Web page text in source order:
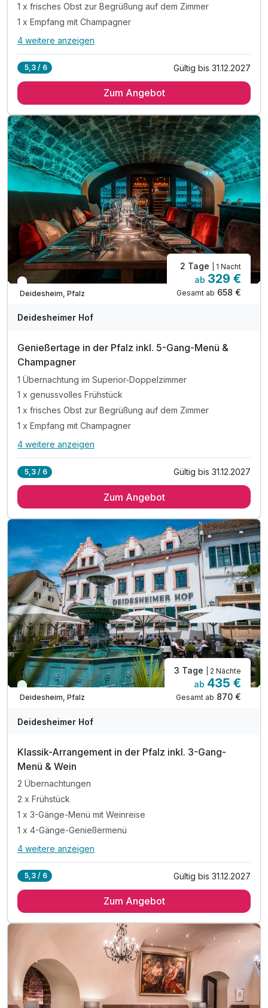
1 x frisches Obst zur Begrüßung auf dem Zimmer
1 x Empfang mit Champagner
Alle Inklusivleistungen
1 x Empfang mit Champagner
1 x 5-Gang Candlelight-Menü
1 x Fl. Wasser auf dem Zimmer
inkl. Leihbademantel
inkl. WLAN
4 weitere anzeigen
5,3 / 6 Gültig bis 31.12.2027
Zum Angebot
In 1 Woche wieder frei
Deidesheim, Pfalz
2 Tage | 1 Nacht
ab 329 €
Gesamt ab 658 €
Deidesheimer Hof
Genießertage in der Pfalz inkl. 5-Gang-Menü &
Champagner
1 Übernachtung im Superior-Doppelzimmer
1 x genussvolles Frühstück
1 x frisches Obst zur Begrüßung auf dem Zimmer
1 x Empfang mit Champagner
Alle Inklusivleistungen
1 x genussvolles Frühstück
1 x 5-Gang-Degustationsmenü
1 x 1 Fl. Wasser auf dem Zimmer
inkl. Leihbademantel
inkl. WLAN
4 weitere anzeigen
5,3 / 6 Gültig bis 31.12.2027
Zum Angebot
Immer verfügbar
Deidesheim, Pfalz
3 Tage | 2 Nächte
ab 435 €
Gesamt ab 870 €
Deidesheimer Hof
Klassik-Arrangement in der Pfalz inkl. 3-Gang-
Menü & Wein
2 Übernachtungen
2 x Frühstück
1 x 3-Gänge-Menü mit Weinreise
1 x 4-Gänge-Genießermenü
Alle Inklusivleistungen
1 x 4-Gänge-Genießermenü
1 x Präsent als Erinnerung
1 x Fl. Wasser auf dem Zimmer
inkl. Leihbademantel
inkl. WLAN
4 weitere anzeigen
5,3 / 6 Gültig bis 31.12.2027
Zum Angebot